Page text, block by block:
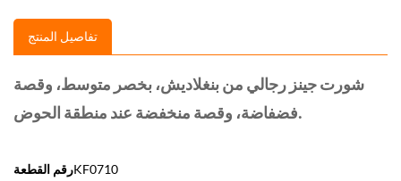
تفاصيل المنتج
شورت جينز رجالي من بنغلاديش، بخصر متوسط، وقصة
فضفاضة، وقصة منخفضة عند منطقة الحوض.
رقم القطعةKF0710